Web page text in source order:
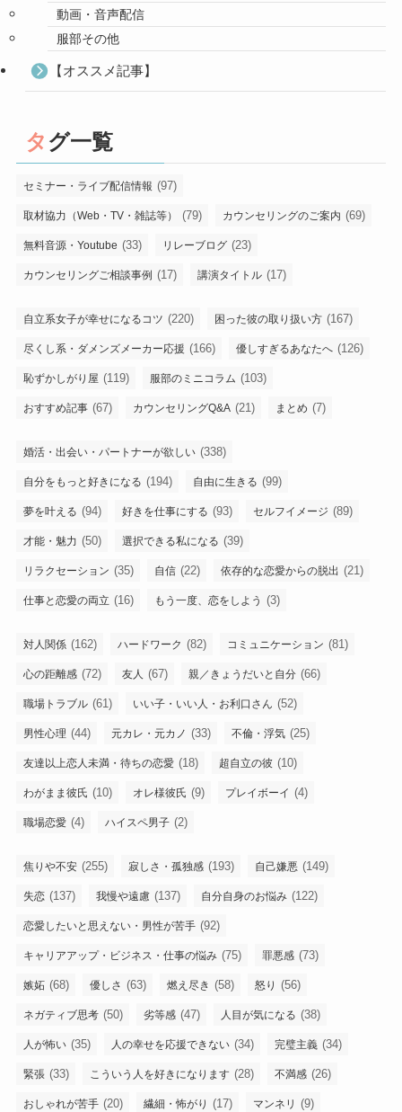
動画・音声配信
服部その他
【オススメ記事】
タグ一覧
セミナー・ライブ配信情報 (97)
取材協力（Web・TV・雑誌等） (79) カウンセリングのご案内 (69)
無料音源・Youtube (33) リレーブログ (23)
カウンセリングご相談事例 (17) 講演タイトル (17)
自立系女子が幸せになるコツ (220) 困った彼の取り扱い方 (167)
尽くし系・ダメンズメーカー応援 (166) 優しすぎるあなたへ (126)
恥ずかしがり屋 (119) 服部のミニコラム (103)
おすすめ記事 (67) カウンセリングQ&A (21) まとめ (7)
婚活・出会い・パートナーが欲しい (338)
自分をもっと好きになる (194) 自由に生きる (99)
夢を叶える (94) 好きを仕事にする (93) セルフイメージ (89)
才能・魅力 (50) 選択できる私になる (39)
リラクセーション (35) 自信 (22) 依存的な恋愛からの脱出 (21)
仕事と恋愛の両立 (16) もう一度、恋をしよう (3)
対人関係 (162) ハードワーク (82) コミュニケーション (81)
心の距離感 (72) 友人 (67) 親／きょうだいと自分 (66)
職場トラブル (61) いい子・いい人・お利口さん (52)
男性心理 (44) 元カレ・元カノ (33) 不倫・浮気 (25)
友達以上恋人未満・待ちの恋愛 (18) 超自立の彼 (10)
わがまま彼氏 (10) オレ様彼氏 (9) プレイボーイ (4)
職場恋愛 (4) ハイスペ男子 (2)
焦りや不安 (255) 寂しさ・孤独感 (193) 自己嫌悪 (149)
失恋 (137) 我慢や遠慮 (137) 自分自身のお悩み (122)
恋愛したいと思えない・男性が苦手 (92)
キャリアアップ・ビジネス・仕事の悩み (75) 罪悪感 (73)
嫉妬 (68) 優しさ (63) 燃え尽き (58) 怒り (56)
ネガティブ思考 (50) 劣等感 (47) 人目が気になる (38)
人が怖い (35) 人の幸せを応援できない (34) 完璧主義 (34)
緊張 (33) こういう人を好きになります (28) 不満感 (26)
おしゃれが苦手 (20) 繊細・怖がり (17) マンネリ (9)